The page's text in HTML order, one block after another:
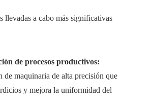
llevadas a cabo más significativas
de procesos productivos:
de maquinaria de alta precisión que
y mejora la uniformidad del